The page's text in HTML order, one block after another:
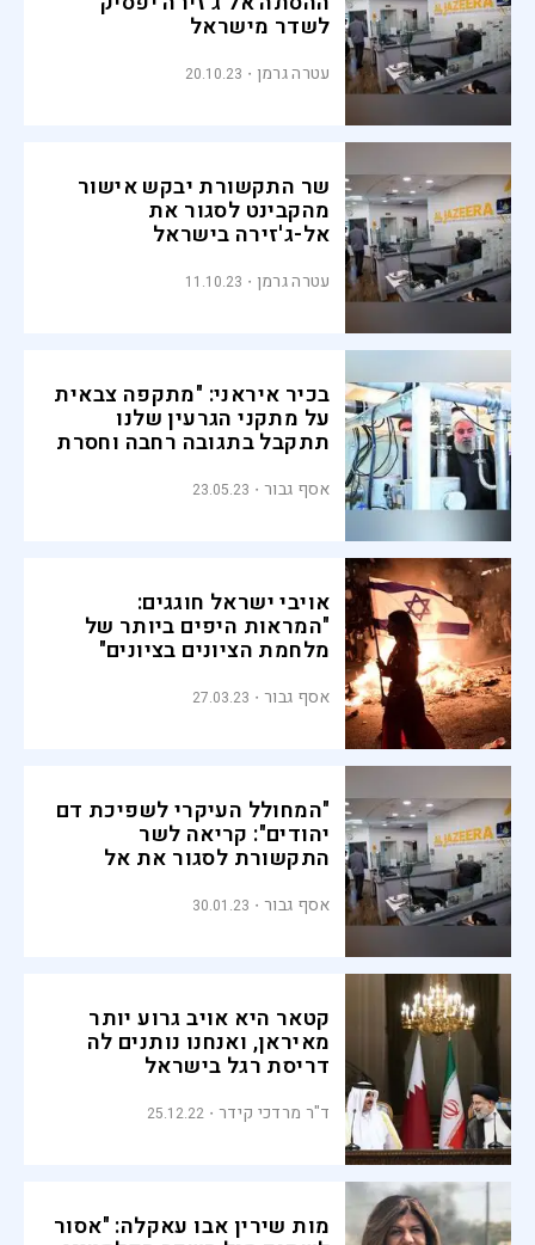
לשדר מישראל
עטרה גרמן 20.10.23
שר התקשורת יבקש אישור
מהקבינט לסגור את
אל-ג'זירה בישראל
עטרה גרמן 11.10.23
בכיר איראני: "מתקפה צבאית
על מתקני הגרעין שלנו
תתקבל בתגובה רחבה וחסרת
אסף גבור 23.05.23
אויבי ישראל חוגגים:
"המראות היפים ביותר של
מלחמת הציונים בציונים"
אסף גבור 27.03.23
"המחולל העיקרי לשפיכת דם
יהודים": קריאה לשר
התקשורת לסגור את אל
אסף גבור 30.01.23
קטאר היא אויב גרוע יותר
מאיראן, ואנחנו נותנים לה
דריסת רגל בישראל
ד"ר מרדכי קידר 25.12.22
מות שירין אבו עאקלה: "אסור